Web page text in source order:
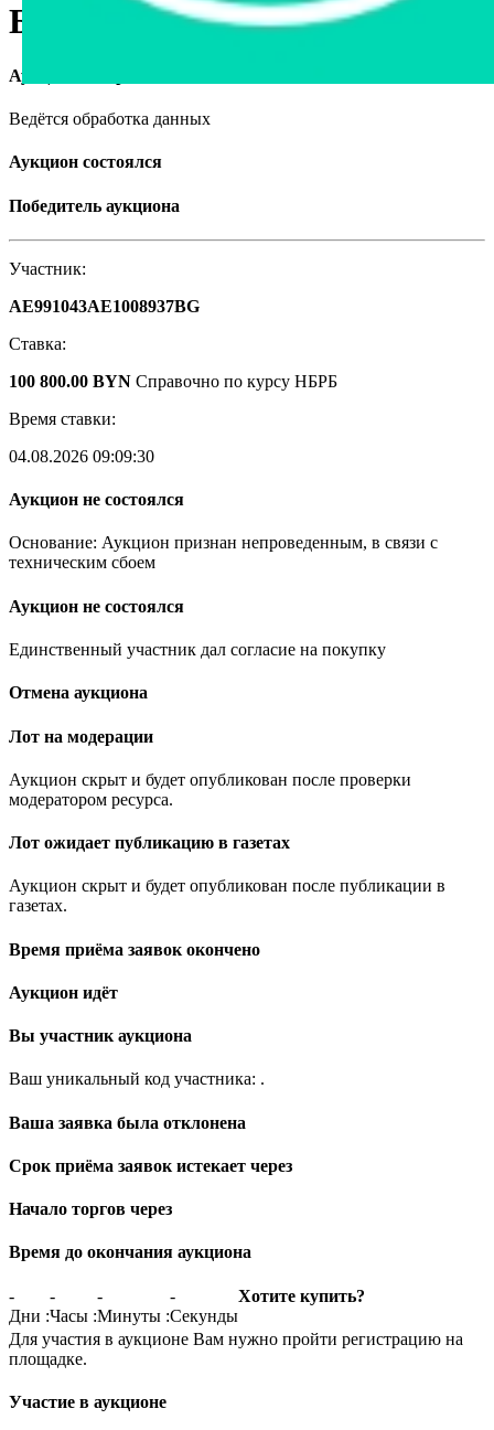
Бульдозер Б 10М, 2015
Аукцион завершён
Ведётся обработка данных
Аукцион состоялся
Победитель аукциона
Участник:
AE991043AE1008937BG
Ставка:
100 800.00 BYN Справочно по курсу НБРБ
Время ставки:
04.08.2026 09:09:30
Аукцион не состоялся
Основание: Аукцион признан непроведенным, в связи с
техническим сбоем
Аукцион не состоялся
Единственный участник дал согласие на покупку
Отмена аукциона
Лот на модерации
Аукцион скрыт и будет опубликован после проверки
модератором ресурса.
Лот ожидает публикацию в газетах
Аукцион скрыт и будет опубликован после публикации в
газетах.
Время приёма заявок окончено
Аукцион идёт
Вы участник аукциона
Ваш уникальный код участника: .
Ваша заявка была отклонена
Срок приёма заявок истекает через
Начало торгов через
Время до окончания аукциона
-
Дни :
-
Часы :
-
Минуты :
-
Секунды
Хотите купить?
Для участия в аукционе Вам нужно пройти регистрацию на
площадке.
Участие в аукционе